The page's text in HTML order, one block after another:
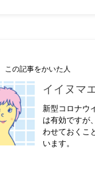
この記事をかいた人
イイヌマ
新型コロナウ
は有効ですが
わせておくこ
います。